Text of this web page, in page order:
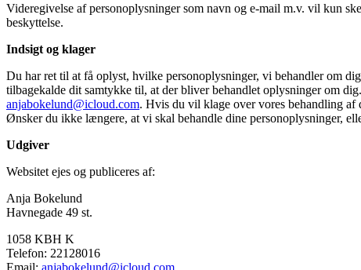
Videregivelse af personoplysninger som navn og e-mail m.v. vil kun
beskyttelse.
Indsigt og klager
Du har ret til at få oplyst, hvilke personoplysninger, vi behandler om
tilbagekalde dit samtykke til, at der bliver behandlet oplysninger om
anjabokelund@icloud.com. Hvis du vil klage over vores behandling af
Ønsker du ikke længere, at vi skal behandle dine personoplysninger,
Udgiver
Websitet ejes og publiceres af:
Anja Bokelund
Havnegade 49 st.
1058 KBH K
Telefon: 22128016
Email: anjabokelund@icloud.com